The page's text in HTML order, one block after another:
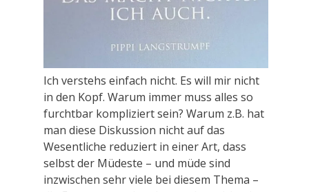
Ich verstehs einfach nicht. Es will mir nicht
in den Kopf. Warum immer muss alles so
furchtbar kompliziert sein? Warum z.B. hat
man diese Diskussion nicht auf das
Wesentliche reduziert in einer Art, dass
selbst der Müdeste – und müde sind
inzwischen sehr viele bei diesem Thema –